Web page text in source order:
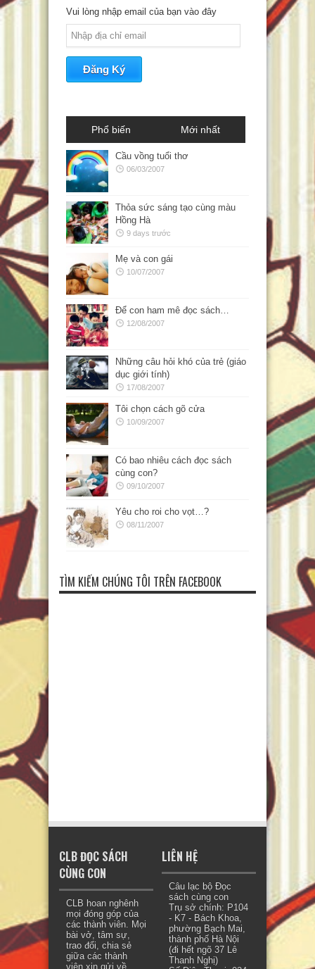
Vui lòng nhập email của bạn vào đây
Phổ biến Mới nhất
Cầu vồng tuổi thơ
06/03/2007
Thỏa sức sáng tạo cùng màu
Hồng Hà
9 days trước
Mẹ và con gái
10/07/2007
Để con ham mê đọc sách…
12/08/2007
Những câu hỏi khó của trẻ (giáo
dục giới tính)
17/08/2007
Tôi chọn cách gõ cửa
10/09/2007
Có bao nhiêu cách đọc sách
cùng con?
09/10/2007
Yêu cho roi cho vọt…?
08/11/2007
TÌM KIẾM CHÚNG TÔI TRÊN FACEBOOK
CLB ĐỌC SÁCH
CÙNG CON
CLB hoan nghênh
mọi đóng góp của
các thành viên. Mọi
bài vở, tâm sự,
trao đổi, chia sẻ
giữa các thành
viên xin gửi về
LIÊN HỆ
Câu lạc bộ Đọc
sách cùng con
Trụ sở chính: P104
- K7 - Bách Khoa,
phường Bạch Mai,
thành phố Hà Nội
(đi hết ngõ 37 Lê
Thanh Nghị)